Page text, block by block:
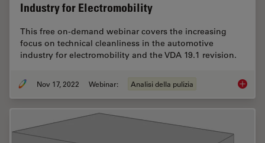
Industry for Electromobility
This free on-demand webinar covers the increasing
focus on technical cleanliness in the automotive
industry for electromobility and the VDA 19.1 revision.
Nov 17, 2022 Webinar: Analisi della pulizia